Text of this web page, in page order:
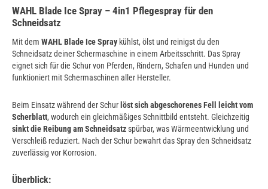
WAHL Blade Ice Spray – 4in1 Pflegespray für den
Schneidsatz
Mit dem WAHL Blade Ice Spray kühlst, ölst und reinigst du den
Schneidsatz deiner Schermaschine in einem Arbeitsschritt. Das Spray
eignet sich für die Schur von Pferden, Rindern, Schafen und Hunden und
funktioniert mit Schermaschinen aller Hersteller.
Beim Einsatz während der Schur löst sich abgeschorenes Fell leicht vom
Scherblatt, wodurch ein gleichmäßiges Schnittbild entsteht. Gleichzeitig
sinkt die Reibung am Schneidsatzspürbar, was Wärmeentwicklung und
Verschleiß reduziert. Nach der Schur bewahrt das Spray den Schneidsatz
zuverlässig vor Korrosion.
Überblick: